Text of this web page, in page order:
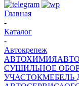
Главная
-
Каталог
-
Автокрепеж
АВТОХИМИЯ
СУШИЛЬНОЕ
УЧАСТОКМЕБЕЛЬ